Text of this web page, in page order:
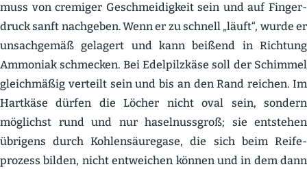
muss von cremiger Geschmei­digkeit sein und auf Finger­
druck sanft nachgeben. Wenn er zu schnell „läuft“, wurde er
unsach­gemäß gelagert und kann beißend in Richtung
Ammoniak schmecken. Bei Edelpilzkäse soll der Schimmel
gleich­mäßig verteilt sein und bis an den Rand reichen. Im
Hartkäse dürfen die Löcher nicht oval sein, sondern
möglichst rund und nur hasel­nussgroß; sie entstehen
übrigens durch Kohlen­säu­regase, die sich beim Reife­
prozess bilden, nicht entweichen können und in dem dann